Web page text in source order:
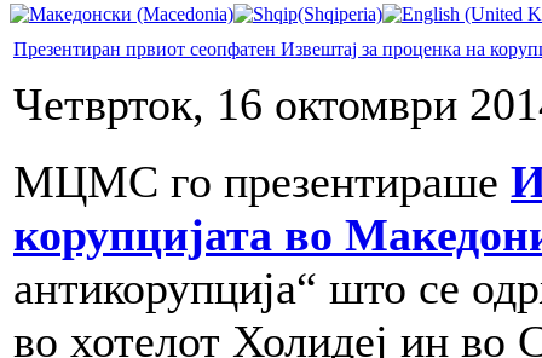
Презентиран првиот сеопфатен Извештај за проценка на
Четврток, 16 октомври
МЦМС го презентираше
корупцијата во
антикорупција“ што се
во хотелот Холидеј ин во